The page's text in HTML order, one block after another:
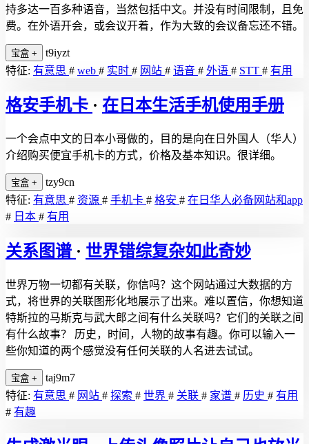
持多达一百多种语音，当然包括中文。并没有时间限制，且免
费。在外语开会，或会议开着，作为大致的会议备忘还不错。
宝盒 +
t9iyzt
特征: 有意思 # web # 实时 # 网站 # 语音 # 外语 # STT # 有用
格安手机卡 · 在日本生活手机使用手册
一个会点中文的日本小哥做的，目的是向在日外国人（华人）
介绍购买便宜手机卡的方式，价格及基本知识。很详细。
宝盒 +
tzy9cn
特征: 有意思 # 资源 # 手机卡 # 格安 # 在日华人必备网站和app
# 日本 # 有用
关系图谱 · 世界错综复杂如此奇妙
世界万物一切都有关联，你信吗？这个网站通过大数据的方
式，将世界的关联图形化地展示了出来。难以置信，你想知道
特斯拉的马斯克与武大郎之间有什么关联吗？它们的关联之间
有什么故事？ 历史，时间，人物的故事有趣。你可以输入一
些你知道的两个感觉没有任何关联的人名进去试试。
宝盒 +
taj9m7
特征: 有意思 # 网站 # 探索 # 世界 # 关联 # 家谱 # 历史 # 有用
# 有趣